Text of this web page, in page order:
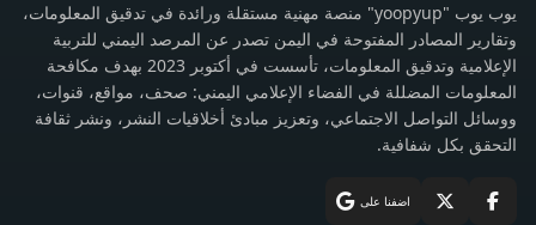
يوب يوب "yoopyup" منصة مهنية مستقلة ورائدة في تدقيق المعلومات،
وتقارير المصادر المفتوحة في اليمن تصدر عن المرصد اليمني للتربية
الإعلامية وتدقيق المعلومات، تأسست في أكتوبر 2023 بهدف مكافحة
المعلومات المضللة في الفضاء الإعلامي اليمني: صحف، مواقع، قنوات،
ووسائل التواصل الاجتماعي، وتعزيز مبادئ أخلاقيات النشر، ونشر ثقافة
التحقق بكل شفافية.
اضفنا على